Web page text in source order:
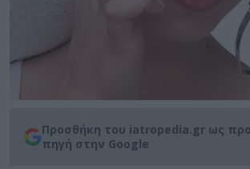
Προσθήκη του iatropedia.gr ως
πηγή στην Google